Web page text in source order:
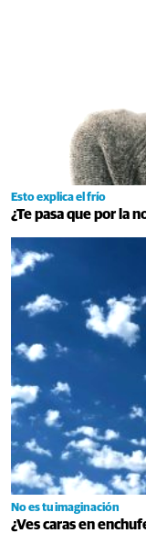
Esto explica el frío
¿Te pasa que por la
No es tu imaginación
¿Ves caras en